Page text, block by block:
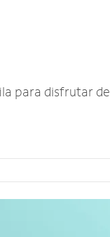
para disfrutar